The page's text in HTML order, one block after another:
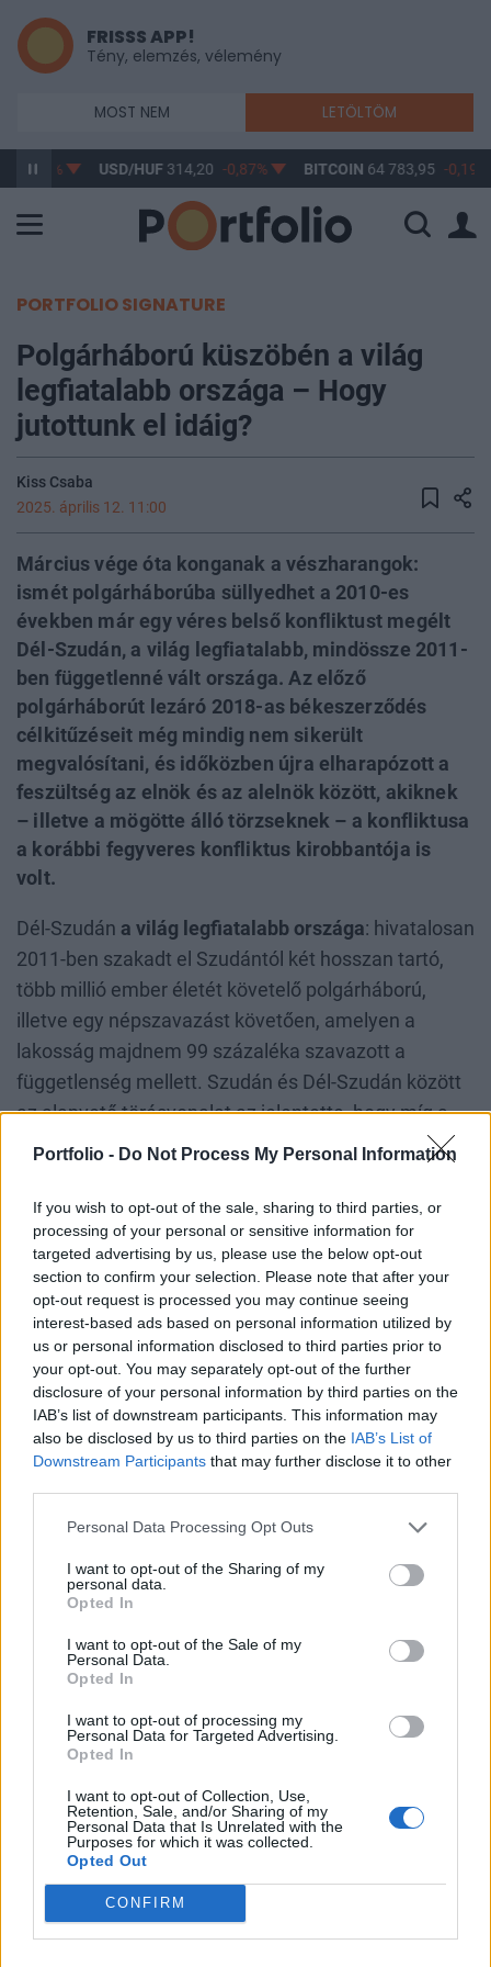
Portfolio - Do Not Process My Personal Information
If you wish to opt-out of the sale, sharing to third parties, or
processing of your personal or sensitive information for
targeted advertising by us, please use the below opt-out
section to confirm your selection. Please note that after your
opt-out request is processed you may continue seeing
interest-based ads based on personal information utilized by
us or personal information disclosed to third parties prior to
your opt-out. You may separately opt-out of the further
disclosure of your personal information by third parties on the
IAB’s list of downstream participants. This information may
also be disclosed by us to third parties on the IAB’s List of
Downstream Participants that may further disclose it to other
Personal Data Processing Opt Outs
I want to opt-out of the Sharing of my
personal data.
Opted In
I want to opt-out of the Sale of my
Personal Data.
Opted In
I want to opt-out of processing my
Personal Data for Targeted Advertising.
Opted In
I want to opt-out of Collection, Use,
Retention, Sale, and/or Sharing of my
Personal Data that Is Unrelated with the
Purposes for which it was collected.
Opted Out
CONFIRM
FRISSS APP!
Tény, elemzés, vélemény
MOST NEM LETÖLTÖM
-0,61% USD/HUF314,20 -0,87% BITCOIN64 783,95 -0,19%
PORTFOLIO SIGNATURE
Polgárháború küszöbén a világ
legfiatalabb országa – Hogy
jutottunk el idáig?
Kiss Csaba
2025. április 12. 11:00
Március vége óta konganak a vészharangok:
ismét polgárháborúba süllyedhet a 2010-es
években már egy véres belső konfliktust megélt
Dél-Szudán, a világ legfiatalabb, mindössze 2011-
ben függetlenné vált országa. Az előző
polgárháborút lezáró 2018-as békeszerződés
célkitűzéseit még mindig nem sikerült
megvalósítani, és időközben újra elharapózott a
feszültség az elnök és az alelnök között, akiknek
– illetve a mögötte álló törzseknek – a konfliktusa
a korábbi fegyveres konfliktus kirobbantója is
volt.
Dél-Szudán a világ legfiatalabb országa: hivatalosan
2011-ben szakadt el Szudántól két hosszan tartó,
több millió ember életét követelő polgárháború,
illetve egy népszavazást követően, amelyen a
lakosság majdnem 99 százaléka szavazott a
függetlenség mellett. Szudán és Dél-Szudán között
az alapvető törésvonalat az jelentette, hogy míg a
mostani – két éve újra polgárháború sújtotta –
döntően keresztények lakják.
Azonban a világ legfiatalabb országán belül is
jelentősek a törésvonalak, amelyeket már nem a
vallási, hanem atörzsi ellentétekrajzolnak ki. A
mintegy 11 milliós Szudánban a lakosság 40
százaléka a dinka, 20 százaléka pedig anuer
törzshöz tartozik, a függetlenné válás ótaaz ő
szembenállásuk határozza meg az ország életét
ez vezetetta 2013 és 2018 között zajló, mintegy
polgárháborúhoz is.
A függetlenség kivívása után
kormányzat ellen harcoló felkelővezér, a dinkaSalva
és a nuer
utóbbi az alelnöki pozíciót kapta meg. 2013
decemberében azonban Kiir – aki mióta 2006-ban
akkori amerikai elnöktől, folyamatosan fekete
cowboykalapban mutatkozik – azzal vádolta meg
Machart, hogy államcsínyt készített elő vele
szemben – az állítással kapcsolatosan egyértelmű
bizonyítékok azóta sem kerültek elő. Az elnök